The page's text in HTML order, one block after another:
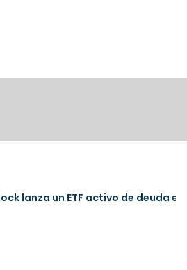
lanza un ETF activo de deuda